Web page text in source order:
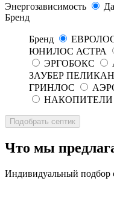
Энергозависимость
Да
Бренд
Бренд
ЮНИЛОС АСТРА
ЭРГОБОКС
ЗАУБЕР ПЕЛИКАН
ГРИНЛОС
НАКОПИТЕЛИ
Что мы
Индивидуальный подбор